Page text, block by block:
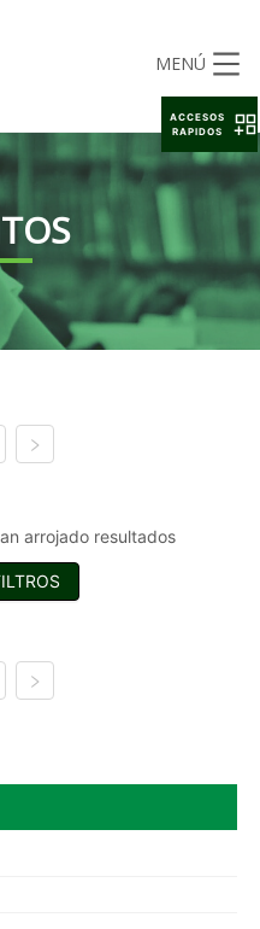
MENÚ
arrojado resultados
ACCESOS
RAPIDOS